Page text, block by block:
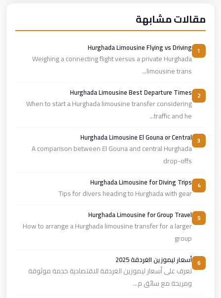
مقالات مشابهة
Hurghada Limousine Flying vs Driving
Weighing a connecting flight versus a private Hurghada
limousine trans...
Hurghada Limousine Best Departure Times
When to start a Hurghada limousine transfer considering
traffic and he...
Hurghada Limousine El Gouna or Central
A comparison between El Gouna and central Hurghada
drop-offs
Hurghada Limousine for Diving Trips
Tips for divers heading to Hurghada with gear
Hurghada Limousine for Group Travel
How to arrange a Hurghada limousine transfer for a larger
group
أسعار ليموزين الغردقة 2025
تعرف على أسعار ليموزين الغردقة الاقتصادية خدمة موثوقة
ومريحة مع سائق م...